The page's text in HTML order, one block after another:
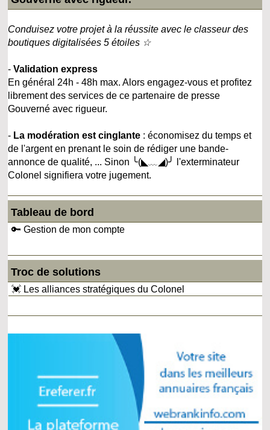
Conduisez votre projet à la réussite avec le classeur des
boutiques digitalisées 5 étoiles ☆
-Validation express
En général 24h - 48h max. Alors engagez-vous et profitez
librement des services de ce partenaire de presse
Gouverné avec rigueur.
- La modération est cinglante : économisez du temps et
de l'argent en prenant le soin de rédiger une bande-
annonce de qualité, ... Sinon ╰(◣﹏◢)╯ l'exterminateur
Colonel signifiera votre jugement.
Tableau de bord
🔑 Gestion de mon compte
Troc de solutions
💓 Les alliances stratégiques du Colonel